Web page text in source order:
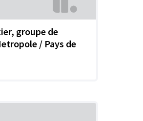
groupe de
/ Pays de